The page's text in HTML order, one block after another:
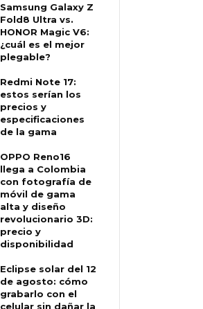
Samsung Galaxy Z
Fold8 Ultra vs.
HONOR Magic V6:
¿cuál es el mejor
plegable?
Redmi Note 17:
estos serían los
precios y
especificaciones
de la gama
OPPO Reno16
llega a Colombia
con fotografía de
móvil de gama
alta y diseño
revolucionario 3D:
precio y
disponibilidad
Eclipse solar del 12
de agosto: cómo
grabarlo con el
celular sin dañar la